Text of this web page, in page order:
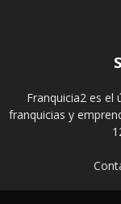
Franquicia2 es el
franquicias y